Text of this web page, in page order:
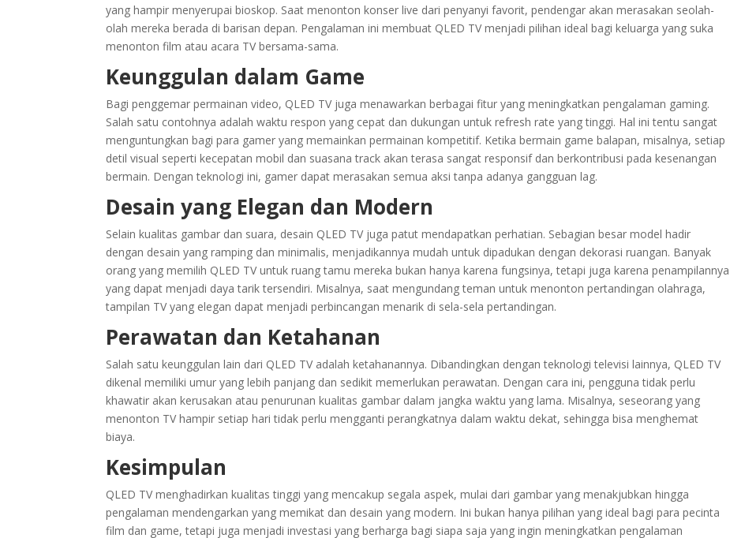
yang hampir menyerupai bioskop. Saat menonton konser live dari penyanyi favorit, pendengar akan merasakan seolah-
olah mereka berada di barisan depan. Pengalaman ini membuat QLED TV menjadi pilihan ideal bagi keluarga yang suka
menonton film atau acara TV bersama-sama.
Keunggulan dalam Game
Bagi penggemar permainan video, QLED TV juga menawarkan berbagai fitur yang meningkatkan pengalaman gaming.
Salah satu contohnya adalah waktu respon yang cepat dan dukungan untuk refresh rate yang tinggi. Hal ini tentu sangat
menguntungkan bagi para gamer yang memainkan permainan kompetitif. Ketika bermain game balapan, misalnya, setiap
detil visual seperti kecepatan mobil dan suasana track akan terasa sangat responsif dan berkontribusi pada kesenangan
bermain. Dengan teknologi ini, gamer dapat merasakan semua aksi tanpa adanya gangguan lag.
Desain yang Elegan dan Modern
Selain kualitas gambar dan suara, desain QLED TV juga patut mendapatkan perhatian. Sebagian besar model hadir
dengan desain yang ramping dan minimalis, menjadikannya mudah untuk dipadukan dengan dekorasi ruangan. Banyak
orang yang memilih QLED TV untuk ruang tamu mereka bukan hanya karena fungsinya, tetapi juga karena penampilannya
yang dapat menjadi daya tarik tersendiri. Misalnya, saat mengundang teman untuk menonton pertandingan olahraga,
tampilan TV yang elegan dapat menjadi perbincangan menarik di sela-sela pertandingan.
Perawatan dan Ketahanan
Salah satu keunggulan lain dari QLED TV adalah ketahanannya. Dibandingkan dengan teknologi televisi lainnya, QLED TV
dikenal memiliki umur yang lebih panjang dan sedikit memerlukan perawatan. Dengan cara ini, pengguna tidak perlu
khawatir akan kerusakan atau penurunan kualitas gambar dalam jangka waktu yang lama. Misalnya, seseorang yang
menonton TV hampir setiap hari tidak perlu mengganti perangkatnya dalam waktu dekat, sehingga bisa menghemat
biaya.
Kesimpulan
QLED TV menghadirkan kualitas tinggi yang mencakup segala aspek, mulai dari gambar yang menakjubkan hingga
pengalaman mendengarkan yang memikat dan desain yang modern. Ini bukan hanya pilihan yang ideal bagi para pecinta
film dan game, tetapi juga menjadi investasi yang berharga bagi siapa saja yang ingin meningkatkan pengalaman